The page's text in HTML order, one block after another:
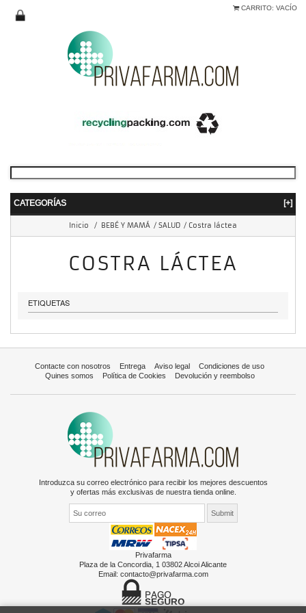
CARRITO: VACÍO
CATEGORÍAS [+]
Inicio / BEBÉ Y MAMÁ / SALUD / Costra láctea
COSTRA LÁCTEA
ETIQUETAS
Contacte con nosotros Entrega Aviso legal
Condiciones de uso
Quines somos
Política de Cookies Devolución y reembolso
Introduzca su correo electrónico para recibir los mejores descuentos
y ofertas más exclusivas de nuestra tienda online.
Privafarma
Plaza de la Concordia, 1 03802 Alcoi Alicante
Email: contacto@privafarma.com